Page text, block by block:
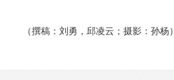
（撰稿：刘勇，邱凌云；摄影：孙杨